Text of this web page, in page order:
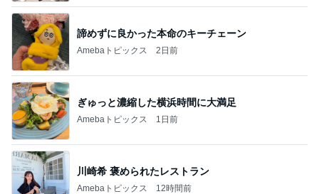
諦めずに良かった本命のキーチェーン
Amebaトピックス 2日前
ぎゅっと濃縮した横浜時間に大満足
Amebaトピックス 1日前
川崎希 褒められたレストラン
Amebaトピックス 12時間前